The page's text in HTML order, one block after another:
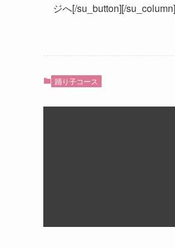
ジへ[/su_button][/
踊り子コース